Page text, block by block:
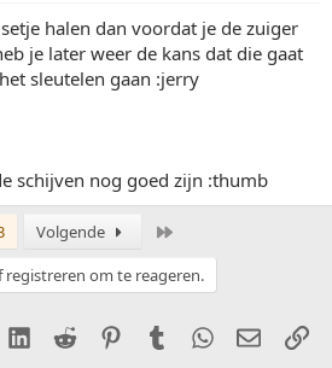
halen dan voordat je de zuiger
je later weer de kans dat die gaat
sleutelen gaan :jerry
schijven nog goed zijn :thumb
Volgende
om te reageren.
LinkedIn
Reddit PinterestTumblr WhatsApp
E-mail